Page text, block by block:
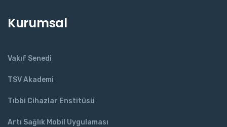
Kurumsal
Vakıf Senedi
TSV Akademi
Tıbbi Cihazlar Enstitüsü
Artı Sağlık Mobil Uygulaması